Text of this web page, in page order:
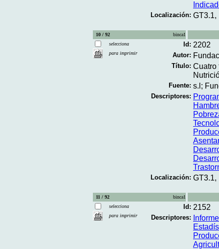
Localización: GT3.1,
10 / 92
binca1
selecciona
para imprimir
Id: 2202
Autor:
Título: Cuatro
Fuente: s.l;
Descriptores:
Localización: GT3.1,
11 / 92
binca1
selecciona
para imprimir
Id: 2152
Descriptores: